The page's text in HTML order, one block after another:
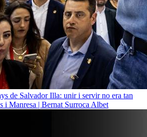
de Salvador Illa: unir i servir no era tan
i Manresa | Bernat Surroca Albet